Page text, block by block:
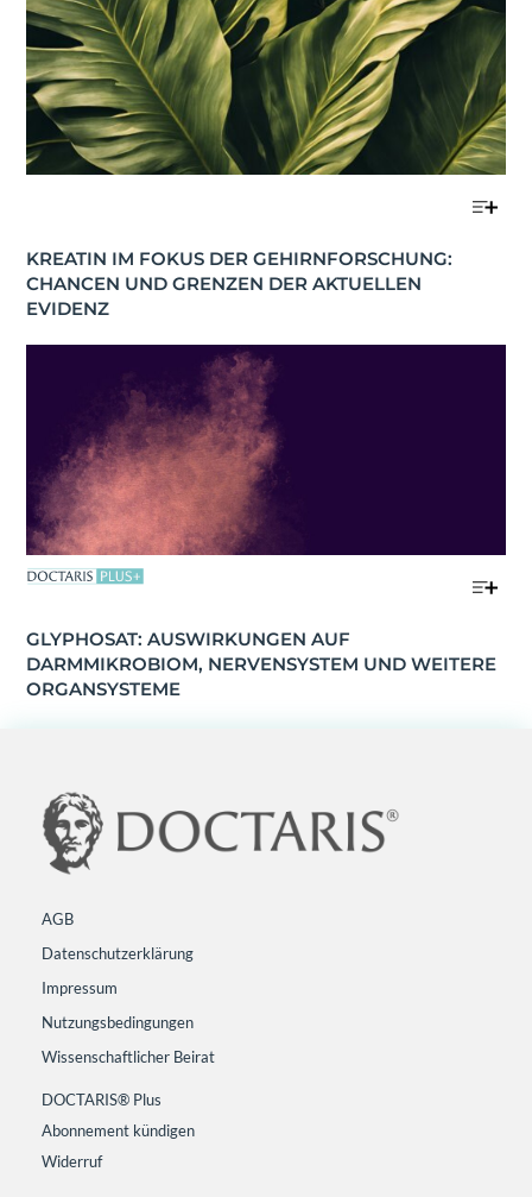
KREATIN IM FOKUS DER GEHIRNFORSCHUNG:
CHANCEN UND GRENZEN DER AKTUELLEN
EVIDENZ
GLYPHOSAT: AUSWIRKUNGEN AUF
DARMMIKROBIOM, NERVENSYSTEM UND WEITERE
ORGANSYSTEME
AGB
Datenschutzerklärung
Impressum
Nutzungsbedingungen
Wissenschaftlicher Beirat
DOCTARIS® Plus
Abonnement kündigen
Widerruf